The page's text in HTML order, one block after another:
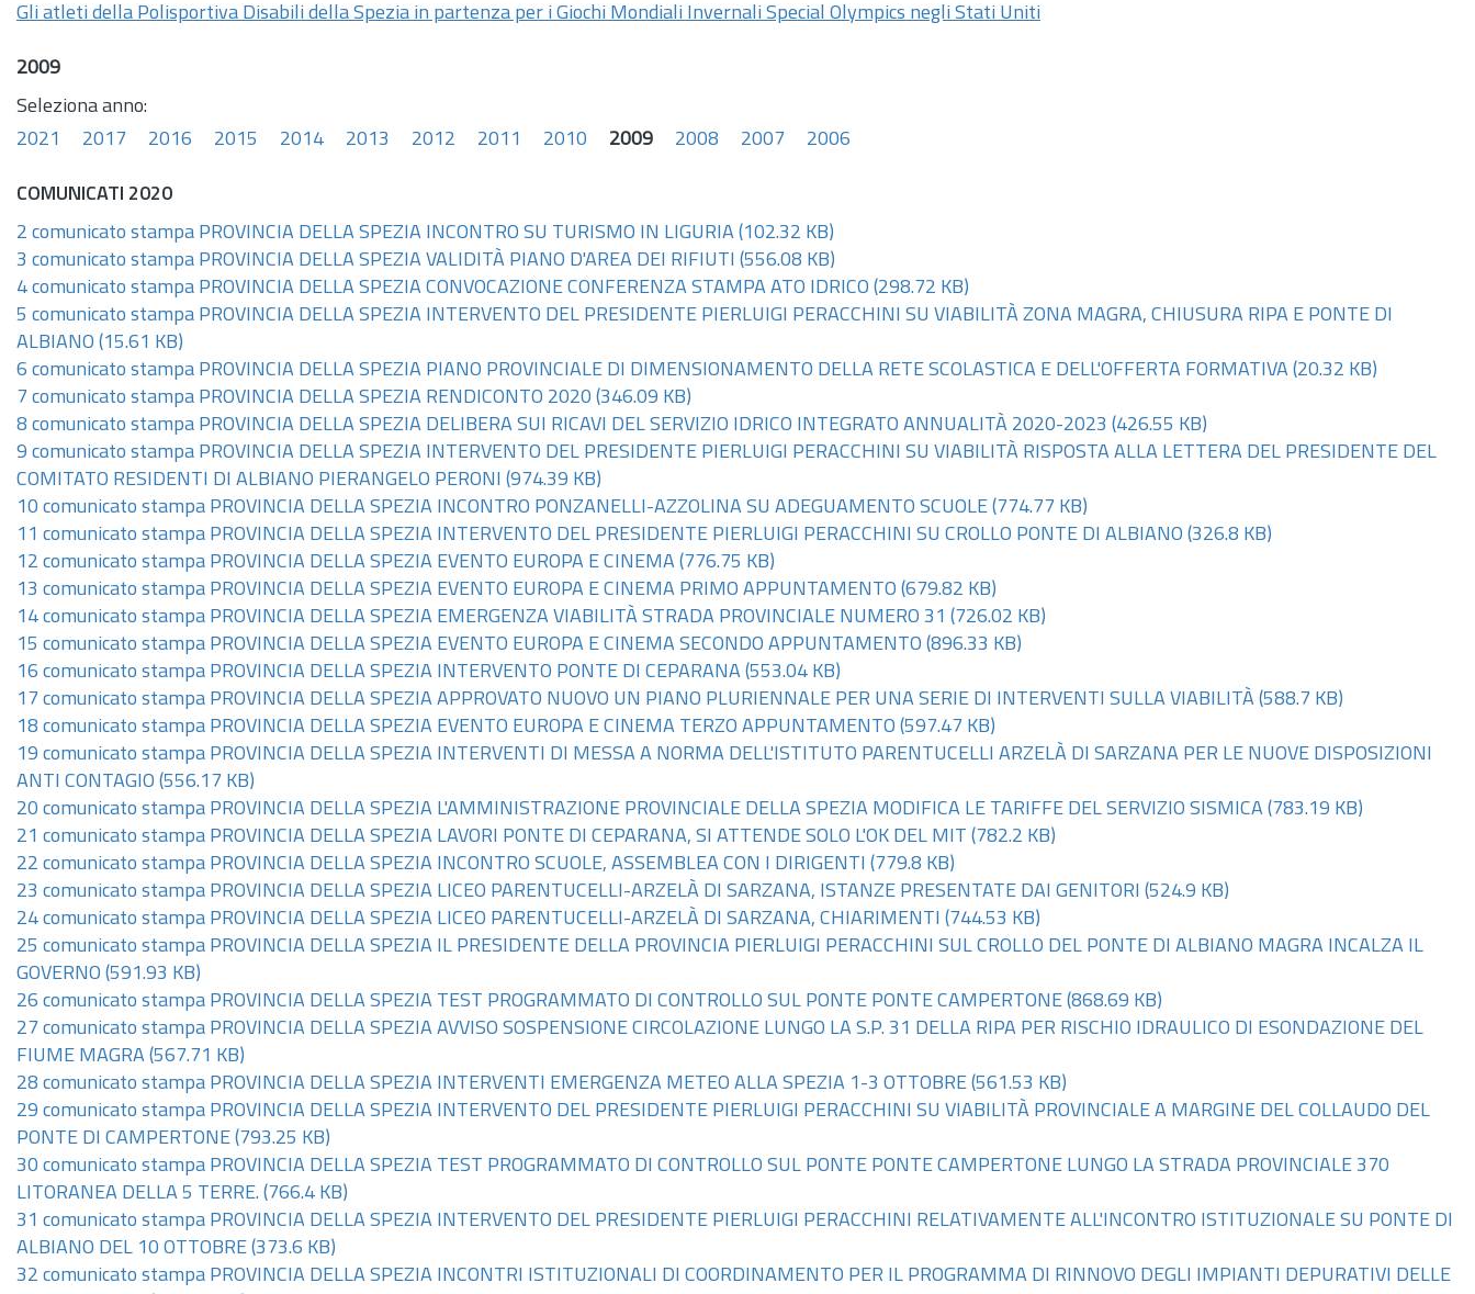
Gli atleti della Polisportiva Disabili della Spezia in partenza per i Giochi Mondiali Invernali Special Olympics negli Stati Uniti
2009
Seleziona anno:
2021
2017 2016 2015 2014 2013 2012 2011 2010 2009 2008 2007 2006
COMUNICATI 2020
2 comunicato stampa PROVINCIA DELLA SPEZIA INCONTRO SU TURISMO IN LIGURIA (102.32 KB)
3 comunicato stampa PROVINCIA DELLA SPEZIA VALIDITÀ PIANO D'AREA DEI RIFIUTI (556.08 KB)
4 comunicato stampa PROVINCIA DELLA SPEZIA CONVOCAZIONE CONFERENZA STAMPA ATO IDRICO (298.72 KB)
5 comunicato stampa PROVINCIA DELLA SPEZIA INTERVENTO DEL PRESIDENTE PIERLUIGI PERACCHINI SU VIABILITÀ ZONA MAGRA, CHIUSURA RIPA E PONTE DI
ALBIANO (15.61 KB)
6 comunicato stampa PROVINCIA DELLA SPEZIA PIANO PROVINCIALE DI DIMENSIONAMENTO DELLA RETE SCOLASTICA E DELL'OFFERTA FORMATIVA (20.32 KB)
7 comunicato stampa PROVINCIA DELLA SPEZIA RENDICONTO 2020 (346.09 KB)
8 comunicato stampa PROVINCIA DELLA SPEZIA DELIBERA SUI RICAVI DEL SERVIZIO IDRICO INTEGRATO ANNUALITÀ 2020-2023 (426.55 KB)
9 comunicato stampa PROVINCIA DELLA SPEZIA INTERVENTO DEL PRESIDENTE PIERLUIGI PERACCHINI SU VIABILITÀ RISPOSTA ALLA LETTERA DEL PRESIDENTE DEL
COMITATO RESIDENTI DI ALBIANO PIERANGELO PERONI (974.39 KB)
10 comunicato stampa PROVINCIA DELLA SPEZIA INCONTRO PONZANELLI-AZZOLINA SU ADEGUAMENTO SCUOLE (774.77 KB)
11 comunicato stampa PROVINCIA DELLA SPEZIA INTERVENTO DEL PRESIDENTE PIERLUIGI PERACCHINI SU CROLLO PONTE DI ALBIANO (326.8 KB)
12 comunicato stampa PROVINCIA DELLA SPEZIA EVENTO EUROPA E CINEMA (776.75 KB)
13 comunicato stampa PROVINCIA DELLA SPEZIA EVENTO EUROPA E CINEMA PRIMO APPUNTAMENTO (679.82 KB)
14 comunicato stampa PROVINCIA DELLA SPEZIA EMERGENZA VIABILITÀ STRADA PROVINCIALE NUMERO 31 (726.02 KB)
15 comunicato stampa PROVINCIA DELLA SPEZIA EVENTO EUROPA E CINEMA SECONDO APPUNTAMENTO (896.33 KB)
16 comunicato stampa PROVINCIA DELLA SPEZIA INTERVENTO PONTE DI CEPARANA (553.04 KB)
17 comunicato stampa PROVINCIA DELLA SPEZIA APPROVATO NUOVO UN PIANO PLURIENNALE PER UNA SERIE DI INTERVENTI SULLA VIABILITÀ (588.7 KB)
18 comunicato stampa PROVINCIA DELLA SPEZIA EVENTO EUROPA E CINEMA TERZO APPUNTAMENTO (597.47 KB)
19 comunicato stampa PROVINCIA DELLA SPEZIA INTERVENTI DI MESSA A NORMA DELL'ISTITUTO PARENTUCELLI ARZELÀ DI SARZANA PER LE NUOVE DISPOSIZIONI
ANTI CONTAGIO (556.17 KB)
20 comunicato stampa PROVINCIA DELLA SPEZIA L'AMMINISTRAZIONE PROVINCIALE DELLA SPEZIA MODIFICA LE TARIFFE DEL SERVIZIO SISMICA (783.19 KB)
21 comunicato stampa PROVINCIA DELLA SPEZIA LAVORI PONTE DI CEPARANA, SI ATTENDE SOLO L'OK DEL MIT (782.2 KB)
22 comunicato stampa PROVINCIA DELLA SPEZIA INCONTRO SCUOLE, ASSEMBLEA CON I DIRIGENTI (779.8 KB)
23 comunicato stampa PROVINCIA DELLA SPEZIA LICEO PARENTUCELLI-ARZELÀ DI SARZANA, ISTANZE PRESENTATE DAI GENITORI (524.9 KB)
24 comunicato stampa PROVINCIA DELLA SPEZIA LICEO PARENTUCELLI-ARZELÀ DI SARZANA, CHIARIMENTI (744.53 KB)
25 comunicato stampa PROVINCIA DELLA SPEZIA IL PRESIDENTE DELLA PROVINCIA PIERLUIGI PERACCHINI SUL CROLLO DEL PONTE DI ALBIANO MAGRA INCALZA IL
GOVERNO (591.93 KB)
26 comunicato stampa PROVINCIA DELLA SPEZIA TEST PROGRAMMATO DI CONTROLLO SUL PONTE PONTE CAMPERTONE (868.69 KB)
27 comunicato stampa PROVINCIA DELLA SPEZIA AVVISO SOSPENSIONE CIRCOLAZIONE LUNGO LA S.P. 31 DELLA RIPA PER RISCHIO IDRAULICO DI ESONDAZIONE DEL
FIUME MAGRA (567.71 KB)
28 comunicato stampa PROVINCIA DELLA SPEZIA INTERVENTI EMERGENZA METEO ALLA SPEZIA 1-3 OTTOBRE (561.53 KB)
29 comunicato stampa PROVINCIA DELLA SPEZIA INTERVENTO DEL PRESIDENTE PIERLUIGI PERACCHINI SU VIABILITÀ PROVINCIALE A MARGINE DEL COLLAUDO DEL
PONTE DI CAMPERTONE (793.25 KB)
30 comunicato stampa PROVINCIA DELLA SPEZIA TEST PROGRAMMATO DI CONTROLLO SUL PONTE PONTE CAMPERTONE LUNGO LA STRADA PROVINCIALE 370
LITORANEA DELLA 5 TERRE. (766.4 KB)
31 comunicato stampa PROVINCIA DELLA SPEZIA INTERVENTO DEL PRESIDENTE PIERLUIGI PERACCHINI RELATIVAMENTE ALL'INCONTRO ISTITUZIONALE SU PONTE DI
ALBIANO DEL 10 OTTOBRE (373.6 KB)
32 comunicato stampa PROVINCIA DELLA SPEZIA INCONTRI ISTITUZIONALI DI COORDINAMENTO PER IL PROGRAMMA DI RINNOVO DEGLI IMPIANTI DEPURATIVI DELLE